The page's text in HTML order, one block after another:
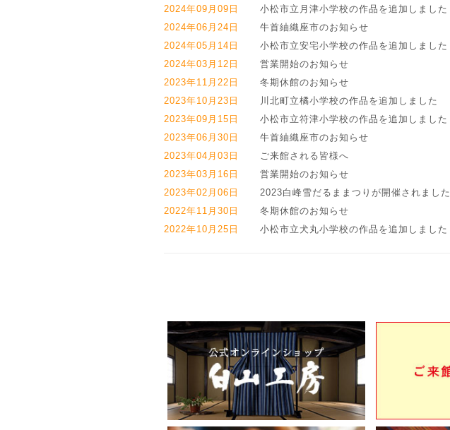
2024年09月09日
小松市立月津小学校の作品を追加しました
2024年06月24日
牛首紬織座市のお知らせ
2024年05月14日
小松市立安宅小学校の作品を追加しました
2024年03月12日
営業開始のお知らせ
2023年11月22日
冬期休館のお知らせ
2023年10月23日
川北町立橘小学校の作品を追加しました
2023年09月15日
小松市立符津小学校の作品を追加しました
2023年06月30日
牛首紬織座市のお知らせ
2023年04月03日
ご来館される皆様へ
2023年03月16日
営業開始のお知らせ
2023年02月06日
2023白峰雪だるままつりが開催されました
2022年11月30日
冬期休館のお知らせ
2022年10月25日
小松市立犬丸小学校の作品を追加しました